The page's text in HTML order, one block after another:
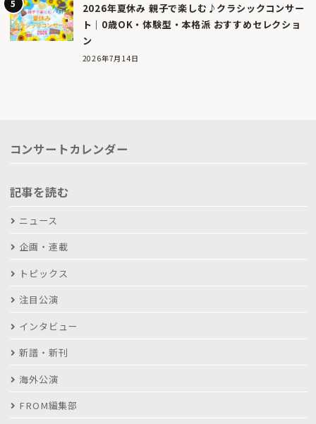
2026年夏休み 親子で楽しむ♪クラシックコンサー
ト｜0歳OK・体験型・本格派 おすすめセレクショ
ン
2026年7月14日
コンサートカレンダー
記事を読む
ニュース
企画・連載
トピックス
注目公演
インタビュー
新譜・新刊
海外公演
FROM編集部